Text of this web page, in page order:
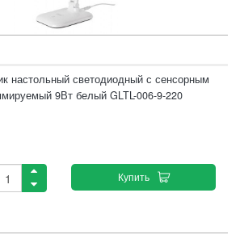
настольный светодиодный с сенсорным
9Вт белый GLTL-006-9-220
Купить